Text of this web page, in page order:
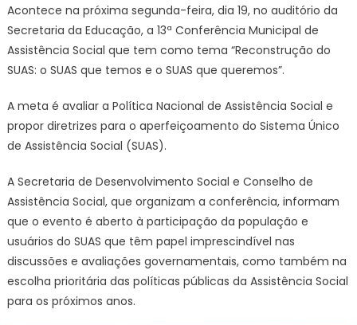
Acontece na próxima segunda-feira, dia 19, no auditório da
Secretaria da Educação, a 13ª Conferência Municipal de
Assistência Social que tem como tema “Reconstrução do
SUAS: o SUAS que temos e o SUAS que queremos”.
A meta é avaliar a Política Nacional de Assistência Social e
propor diretrizes para o aperfeiçoamento do Sistema Único
de Assistência Social (SUAS).
A Secretaria de Desenvolvimento Social e Conselho de
Assistência Social, que organizam a conferência, informam
que o evento é aberto à participação da população e
usuários do SUAS que têm papel imprescindível nas
discussões e avaliações governamentais, como também na
escolha prioritária das políticas públicas da Assistência Social
para os próximos anos.